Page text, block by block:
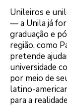
Unileiros e
— a Unila já
graduação e
região, como
pretende
universidade
por meio de
latino-
para a